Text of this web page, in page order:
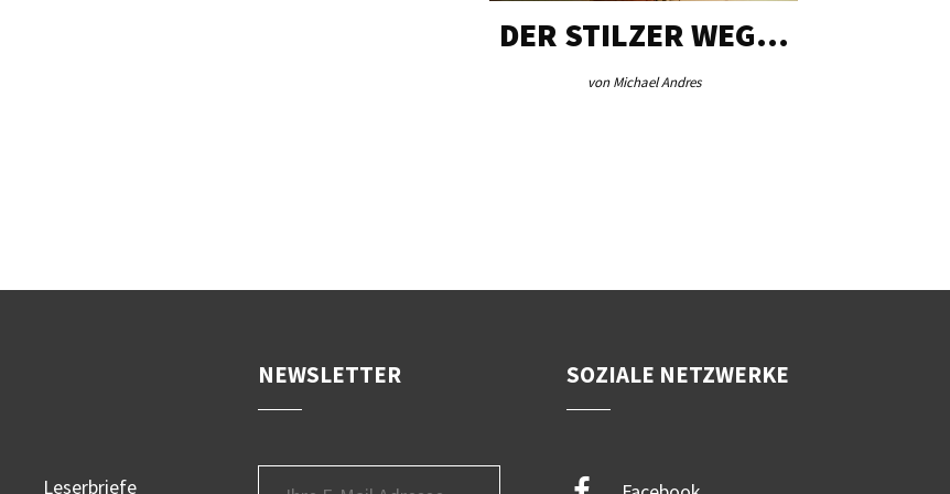
DER STILZER WEG…
von Michael Andres
Leserbriefe
NEWSLETTER SOZIALE NETZWERKE